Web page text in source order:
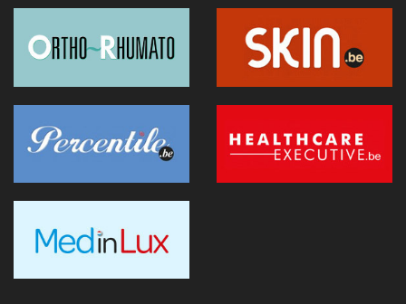
02 juillet 2026 - 14:35
Première belge: une capsule immersive de réalité virtuelle
fait son entrée au CNP Saint-Martin
01 juillet 2026 - 13:12
déploiement de l'IA dans les soins